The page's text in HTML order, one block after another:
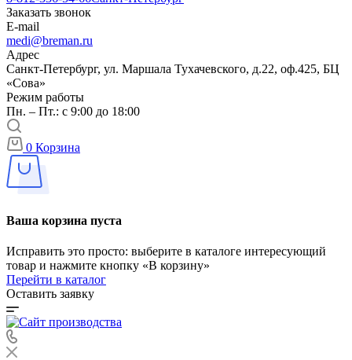
Заказать звонок
E-mail
medi@breman.ru
Адрес
Санкт-Петербург, ул. Маршала Тухачевского, д.22, оф.425, БЦ
«Сова»
Режим работы
Пн. – Пт.: с 9:00 до 18:00
0 Корзина
Ваша корзина пуста
Исправить это просто: выберите в каталоге интересующий
товар и нажмите кнопку «В корзину»
Перейти в каталог
Оставить заявку